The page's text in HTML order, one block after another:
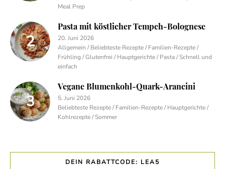
Meal Prep
Pasta mit köstlicher Tempeh-Bolognese
20. Juni 2026
Allgemein / Beliebteste Rezepte / Familien-Rezepte /
Frühling / Glutenfrei / Hauptgerichte / Pasta / Schnell und
einfach
Vegane Blumenkohl-Quark-Arancini
5. Juni 2026
Beliebteste Rezepte / Familien-Rezepte / Hauptgerichte /
Kohlrezepte / Sommer
DEIN RABATTCODE: LEA5